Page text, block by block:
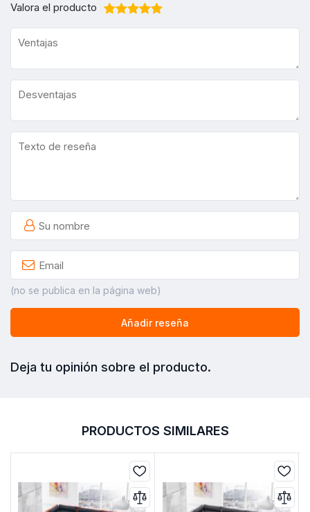
Valora el producto
(no se publica en la página web)
Añadir reseña
Deja tu opinión sobre el producto.
PRODUCTOS SIMILARES